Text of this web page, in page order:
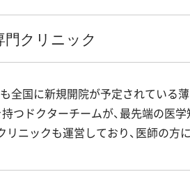
門クリニック
全国に新規開院が予定されている薄
つドクターチームが、最先端の医
リニックも運営しており、医師の方